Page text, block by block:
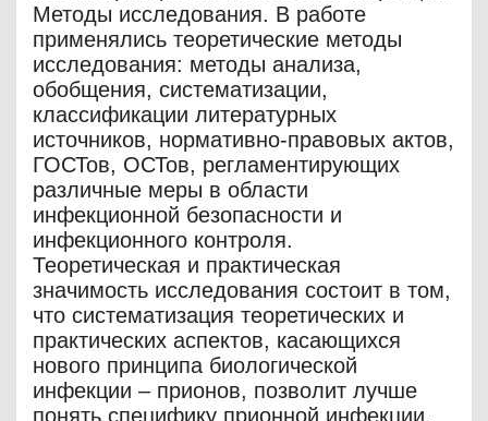
Методы исследования. В работе
применялись теоретические методы
исследования: методы анализа,
обобщения, систематизации,
классификации литературных
источников, нормативно-правовых актов,
ГОСТов, ОСТов, регламентирующих
различные меры в области
инфекционной безопасности и
инфекционного контроля.
Теоретическая и практическая
значимость исследования состоит в том,
что систематизация теоретических и
практических аспектов, касающихся
нового принципа биологической
инфекции – прионов, позволит лучше
понять специфику прионной инфекции,